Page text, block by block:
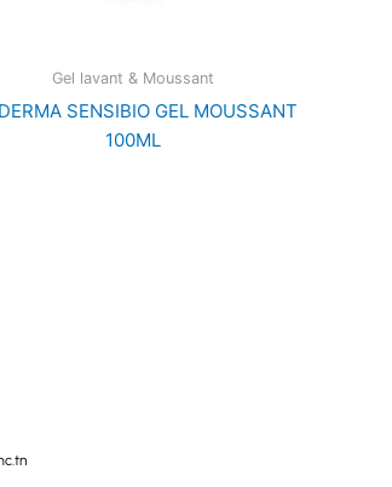
Gel lavant & Moussant
SENSIBIO GEL MOUSSANT
100ML